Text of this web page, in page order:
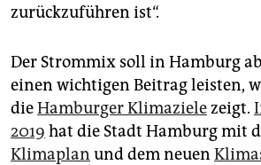
zurückzuführen ist“.
Der Strommix soll in Hamburg
einen wichtigen Beitrag leisten,
dieHamburger Klimazielezeigt.
2019 hat die Stadt Hamburg mit
Klimaplan und dem neuen